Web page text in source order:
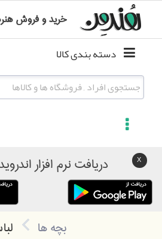
خرید و فروش
دریافت نرم افزار
بچه ها